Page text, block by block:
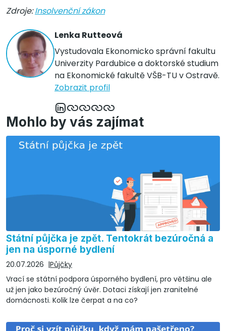
Zdroje:Insolvenční zákon
Lenka Rutteová
Vystudovala Ekonomicko správní fakultu
Univerzity Pardubice a doktorské studium
na Ekonomické fakultě VŠB-TU v Ostravě.
Zobrazit profil
Mohlo by vás zajímat
Státní půjčka je zpět. Tentokrát bezúročná a
jen na úsporné bydlení
20.07.2026
Půjčky
Vrací se státní podpora úsporného bydlení, pro většinu ale
už jen jako bezúročný úvěr. Dotaci získají jen zranitelné
domácnosti. Kolik lze čerpat a na co?